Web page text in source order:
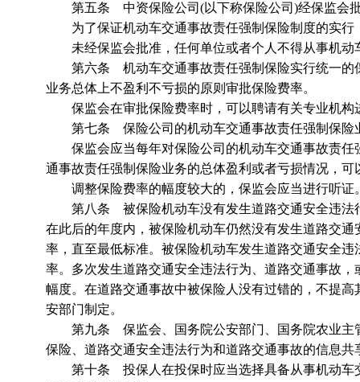
第五条 中资保险公司(以下称保险公司)经保监会批
为了保证机动车交通事故责任强制保险制度的实行
未经保监会批准，任何单位或者个人不得从事机动
第六条 机动车交通事故责任强制保险实行统一的
业务总体上不盈利不亏损的原则审批保险费率。
保监会在审批保险费率时，可以聘请有关专业机构
第七条 保险公司的机动车交通事故责任强制保险
保监会应当每年对保险公司的机动车交通事故责任
通事故责任强制保险业务的总体盈利或者亏损情况，
调整保险费率的幅度较大的，保监会应当进行听证
第八条 被保险机动车没有发生道路交通安全违法
在此后的年度内，被保险机动车仍然没有发生道路交
率，直至最低标准。被保险机动车发生道路交通安全
率。多次发生道路交通安全违法行为、道路交通事故
幅度。在道路交通事故中被保险人没有过错的，不提
安部门制定。
第九条 保监会、国务院公安部门、国务院农业主
保险、道路交通安全违法行为和道路交通事故的信息共
第十条 投保人在投保时应当选择具备从事机动车